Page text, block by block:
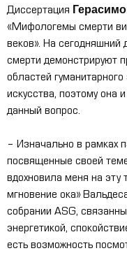
Диссертация
«Мифологемы смерти
веков». На сегодняшний
смерти демонстрируют
областей
искусства, поэтому она
данный вопрос.
– Изначально в рамках
посвященные своей
вдохновила меня на эту
мгновение ока»
собрании ASG,
энергетикой,
есть возможность